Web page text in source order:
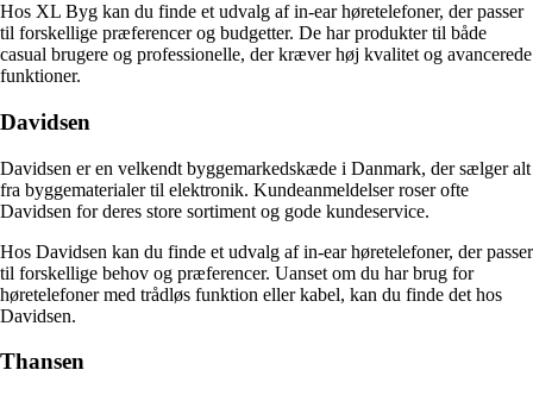
Hos XL Byg kan du finde et udvalg af in-ear høretelefoner, der passer
til forskellige præferencer og budgetter. De har produkter til både
casual brugere og professionelle, der kræver høj kvalitet og avancerede
funktioner.
Davidsen
Davidsen er en velkendt byggemarkedskæde i Danmark, der sælger alt
fra byggematerialer til elektronik. Kundeanmeldelser roser ofte
Davidsen for deres store sortiment og gode kundeservice.
Hos Davidsen kan du finde et udvalg af in-ear høretelefoner, der passer
til forskellige behov og præferencer. Uanset om du har brug for
høretelefoner med trådløs funktion eller kabel, kan du finde det hos
Davidsen.
Thansen